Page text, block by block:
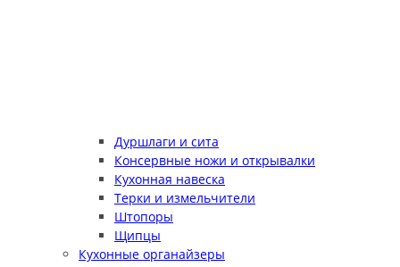
Дуршлаги и сита
Консервные ножи и открывалки
Кухонная навеска
Терки и измельчители
Штопоры
Щипцы
Кухонные органайзеры